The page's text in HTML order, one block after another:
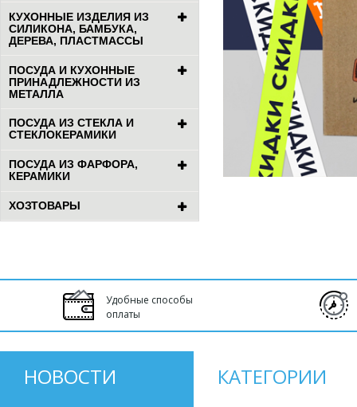
КУХОННЫЕ ИЗДЕЛИЯ ИЗ
СИЛИКОНА, БАМБУКА,
ДЕРЕВА, ПЛАСТМАССЫ
ПОСУДА И КУХОННЫЕ
ПРИНАДЛЕЖНОСТИ ИЗ
МЕТАЛЛА
ПОСУДА ИЗ СТЕКЛА И
СТЕКЛОКЕРАМИКИ
ПОСУДА ИЗ ФАРФОРА,
КЕРАМИКИ
ХОЗТОВАРЫ
Удобные способы
оплаты
НОВОСТИ КАТЕГОРИИ